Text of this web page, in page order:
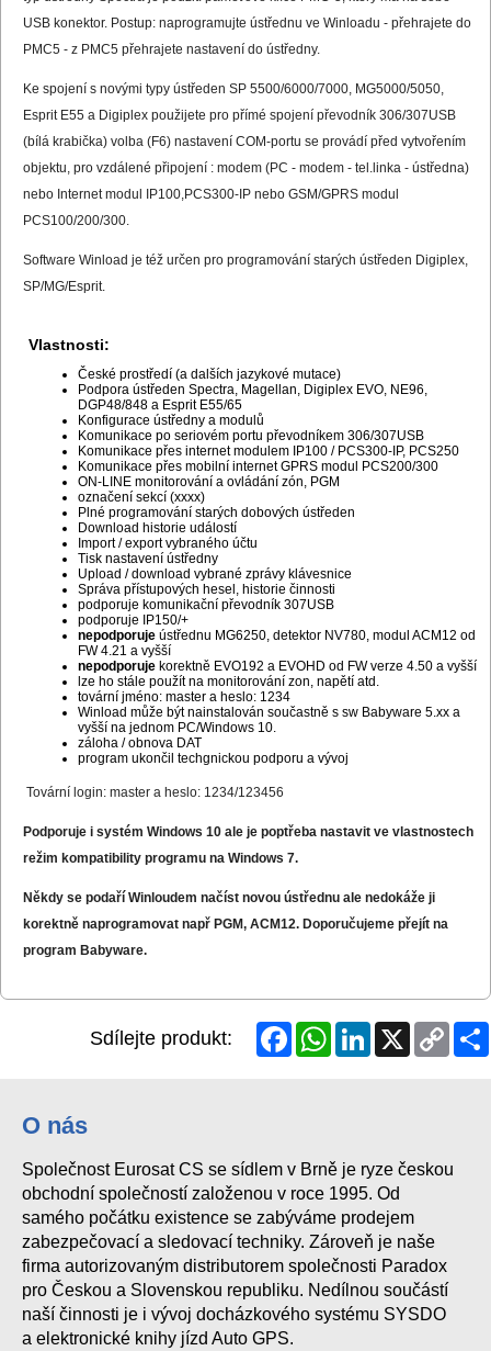
USB konektor. Postup: naprogramujte ústřednu ve Winloadu - přehrajete do
PMC5 - z PMC5 přehrajete nastavení do ústředny.
Ke spojení s novými typy ústředen SP 5500/6000/7000, MG5000/5050,
Esprit E55 a Digiplex použijete pro přímé spojení převodník 306/307USB
(bílá krabička) volba (F6) nastavení COM-portu se provádí před vytvořením
objektu, pro vzdálené připojení : modem (PC - modem - tel.linka - ústředna)
nebo Internet modul IP100,PCS300-IP nebo GSM/GPRS modul
PCS100/200/300.
Software Winload je též určen pro programování starých ústředen Digiplex,
SP/MG/Esprit.
Vlastnosti:
České prostředí (a dalších jazykové mutace)
Podpora ústředen Spectra, Magellan, Digiplex EVO, NE96,
DGP48/848 a Esprit E55/65
Konfigurace ústředny a modulů
Komunikace po seriovém portu převodníkem 306/307USB
Komunikace přes internet modulem IP100 / PCS300-IP, PCS250
Komunikace přes mobilní internet GPRS modul PCS200/300
ON-LINE monitorování a ovládání zón, PGM
označení sekcí (xxxx)
Plné programování starých dobových ústředen
Download historie událostí
Import / export vybraného účtu
Tisk nastavení ústředny
Upload / download vybrané zprávy klávesnice
Správa přístupových hesel, historie činnosti
podporuje komunikační převodník 307USB
podporuje IP150/+
nepodporuje ústřednu MG6250, detektor NV780, modul ACM12 od
FW 4.21 a vyšší
nepodporuje korektně EVO192 a EVOHD od FW verze 4.50 a vyšší
lze ho stále použít na monitorování zon, napětí atd.
tovární jméno: master a heslo: 1234
Winload může být nainstalován součastně s sw Babyware 5.xx a
vyšší na jednom PC/Windows 10.
záloha / obnova DAT
program ukončil techgnickou podporu a vývoj
Tovární login: master a heslo: 1234/123456
Podporuje i systém Windows 10 ale je poptřeba nastavit ve vlastnostech
režim kompatibility programu na Windows 7.
Někdy se podaří Winloudem načíst novou ústřednu ale nedokáže ji
korektně naprogramovat např PGM, ACM12. Doporučujeme přejít na
program Babyware.
Sdílejte produkt: FacebookWhatsAppLinkedInX
Copy
Link
O nás
Společnost Eurosat CS se sídlem v Brně je ryze českou
obchodní společností založenou v roce 1995. Od
samého počátku existence se zabýváme prodejem
zabezpečovací a sledovací techniky. Zároveň je naše
firma autorizovaným distributorem společnosti Paradox
pro Českou a Slovenskou republiku. Nedílnou součástí
naší činnosti je i vývoj docházkového systému SYSDO
a elektronické knihy jízd Auto GPS.